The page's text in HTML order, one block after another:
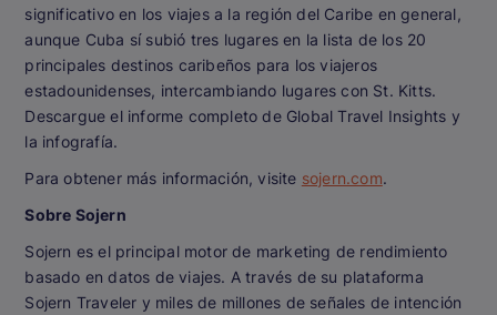
significativo en los viajes a la región del Caribe en general,
aunque Cuba sí subió tres lugares en la lista de los 20
principales destinos caribeños para los viajeros
estadounidenses, intercambiando lugares con St. Kitts.
Descargue el informe completo de Global Travel Insights y
la infografía.
Para obtener más información, visite sojern.com.
Sobre Sojern
Sojern es el principal motor de marketing de rendimiento
basado en datos de viajes. A través de su plataforma
Sojern Traveler y miles de millones de señales de intención